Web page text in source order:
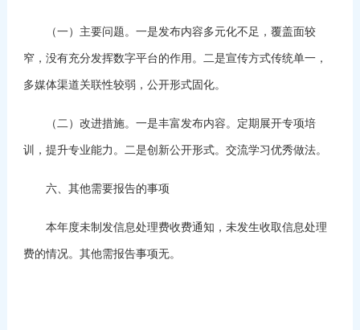
（一）主要问题。一是发布内容多元化不足，覆盖面较
窄，没有充分发挥数字平台的作用。二是宣传方式传统单一，
多媒体渠道关联性较弱，公开形式固化。
（二）改进措施。一是丰富发布内容。定期展开专项培
训，提升专业能力。二是创新公开形式。交流学习优秀做法。
六、其他需要报告的事项
本年度未制发信息处理费收费通知，未发生收取信息处理
费的情况。其他需报告事项无。